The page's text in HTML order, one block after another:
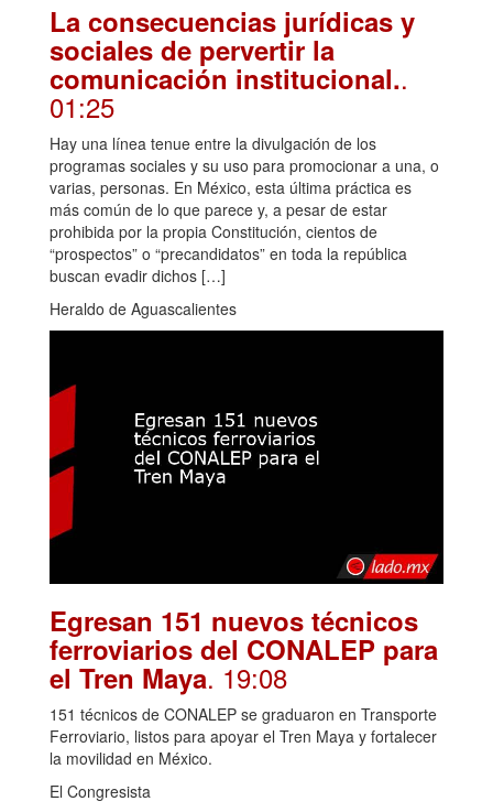
La consecuencias jurídicas y
sociales de pervertir la
comunicación institucional..
01:25
Hay una línea tenue entre la divulgación de los
programas sociales y su uso para promocionar a una, o
varias, personas. En México, esta última práctica es
más común de lo que parece y, a pesar de estar
prohibida por la propia Constitución, cientos de
“prospectos” o “precandidatos” en toda la república
buscan evadir dichos […]
Heraldo de Aguascalientes
Egresan 151 nuevos técnicos
ferroviarios del CONALEP para
el Tren Maya. 19:08
151 técnicos de CONALEP se graduaron en Transporte
Ferroviario, listos para apoyar el Tren Maya y fortalecer
la movilidad en México.
El Congresista